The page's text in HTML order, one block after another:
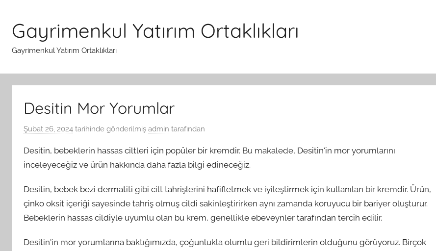
Gayrimenkul Yatırım Ortaklıkları
Gayrimenkul Yatırım Ortaklıkları
Desitin Mor Yorumlar
Şubat 26, 2024 tarihinde gönderilmiş admin tarafından
Desitin, bebeklerin hassas ciltleri için popüler bir kremdir. Bu makalede, Desitin'in mor yorumlarını
inceleyeceğiz ve ürün hakkında daha fazla bilgi edineceğiz.
Desitin, bebek bezi dermatiti gibi cilt tahrişlerini hafifletmek ve iyileştirmek için kullanılan bir kremdir. Ürün,
çinko oksit içeriği sayesinde tahriş olmuş cildi sakinleştirirken aynı zamanda koruyucu bir bariyer oluşturur.
Bebeklerin hassas cildiyle uyumlu olan bu krem, genellikle ebeveynler tarafından tercih edilir.
Desitin'in mor yorumlarına baktığımızda, çoğunlukla olumlu geri bildirimlerin olduğunu görüyoruz. Birçok